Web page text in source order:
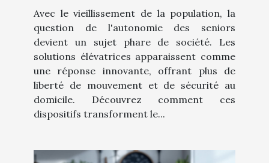
Avec le vieillissement de la population, la
question de l'autonomie des seniors
devient un sujet phare de société. Les
solutions élévatrices apparaissent comme
une réponse innovante, offrant plus de
liberté de mouvement et de sécurité au
domicile. Découvrez comment ces
dispositifs transforment le...